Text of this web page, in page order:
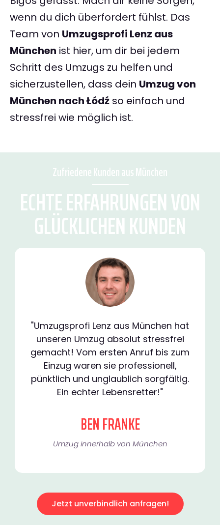
wenn du dich überfordert fühlst. Das
Team von Umzugsprofi Lenz aus
München ist hier, um dir bei jedem
Schritt des Umzugs zu helfen und
sicherzustellen, dass dein Umzug von
München nach Łódź so einfach und
stressfrei wie möglich ist.
Zufriedene Kunden aus München
ECHTE ERFAHRUNGEN VON
GLÜCKLICHEN KUNDEN
"Umzugsprofi Lenz aus München hat
unseren Umzug absolut stressfrei
gemacht! Vom ersten Anruf bis zum
Einzug waren sie professionell,
pünktlich und unglaublich sorgfältig.
Ein echter Lebensretter!"
BEN FRANKE
Umzug innerhalb von München​
Jetzt unverbindlich anfragen!